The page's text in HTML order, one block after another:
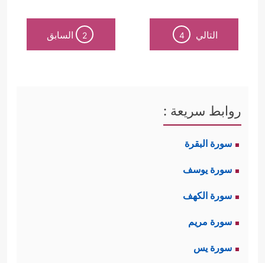
التالي 4
2 السابق
روابط سريعة :
سورة البقرة
سورة يوسف
سورة الكهف
سورة مريم
سورة يس